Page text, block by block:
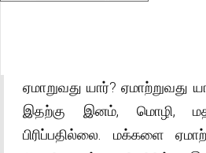
ஏமாறுவது யார்? ஏமாற்றுவது
இதற்கு இனம், மொழி,
பிரிப்பதில்லை. மக்களை